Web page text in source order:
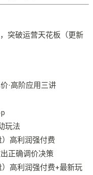
·高阶应用三讲
玩法
高利润强付费
正确调价决策
高利润强付费+最新玩